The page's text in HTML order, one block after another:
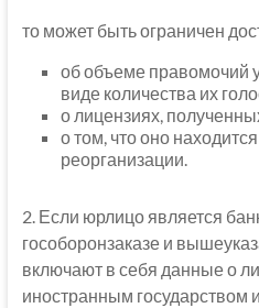
то может быть ограничен
об объеме правомочий
виде количества их
о лицензиях,
о том, что оно
реорганизации.
2. Если юрлицо является
гособоронзаказе и
включают в себя данные о
иностранным государством